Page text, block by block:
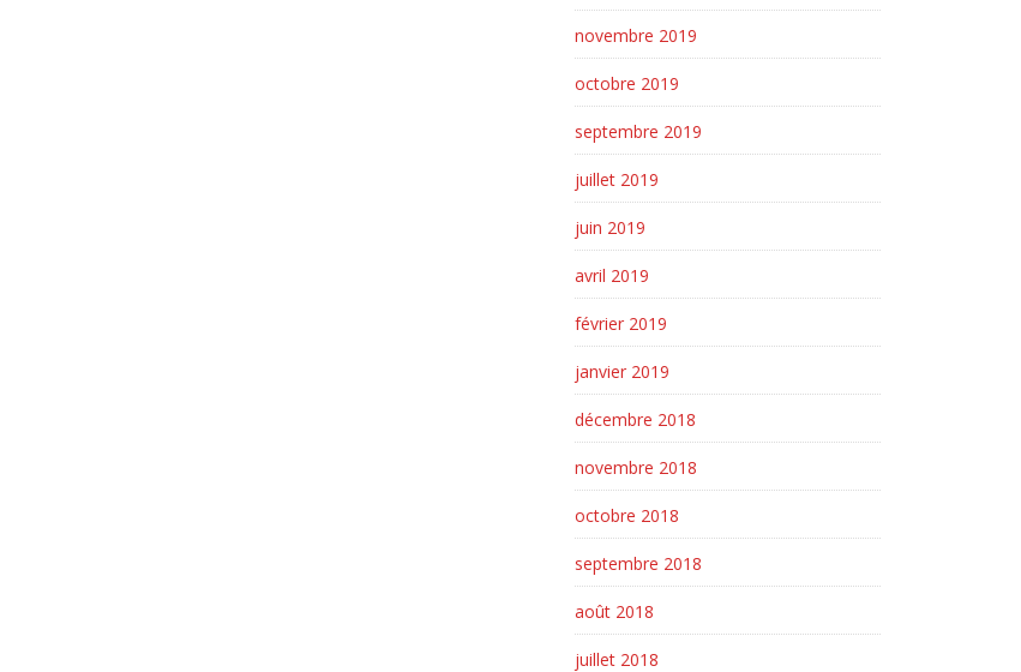
novembre 2019
octobre 2019
septembre 2019
juillet 2019
juin 2019
avril 2019
février 2019
janvier 2019
décembre 2018
novembre 2018
octobre 2018
septembre 2018
août 2018
juillet 2018